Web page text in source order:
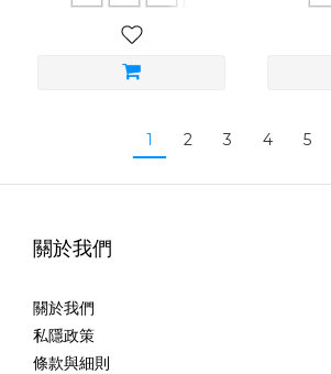
1 2 3 4 5
關於我們
關於我們
私隱政策
條款與細則